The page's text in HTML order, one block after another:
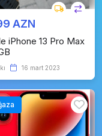
AZN
iPhone 13 Pro Max
16 mart 2023